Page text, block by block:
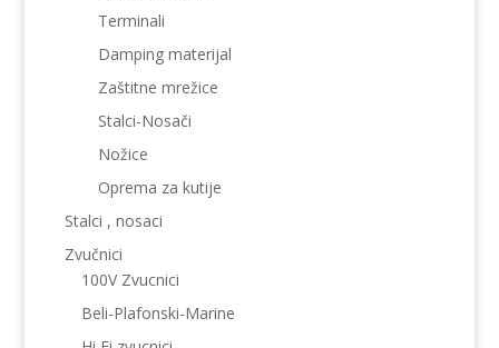
Terminali
Damping materijal
Zaštitne mrežice
Stalci-Nosači
Nožice
Oprema za kutije
Stalci , nosaci
Zvučnici
100V Zvucnici
Beli-Plafonski-Marine